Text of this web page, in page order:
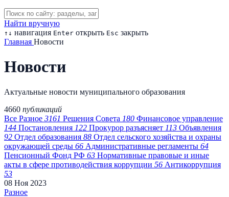
Найти вручную
↑ ↓ навигация Enter открыть Esc закрыть
Главная Новости
Новости
Актуальные новости муниципального образования
4660 публикаций
Все Разное 3161 Решения Совета 180 Финансовое управление
144 Постановления 122 Прокурор разъясняет 113 Объявления
92 Отдел образования 88 Отдел сельского хозяйства и охраны
окружающей среды 66 Административные регламенты 64
Пенсионный Фонд РФ 63 Нормативные правовые и иные
акты в сфере противодействия коррупции 56 Антикоррупция
53
08 Ноя 2023
Разное